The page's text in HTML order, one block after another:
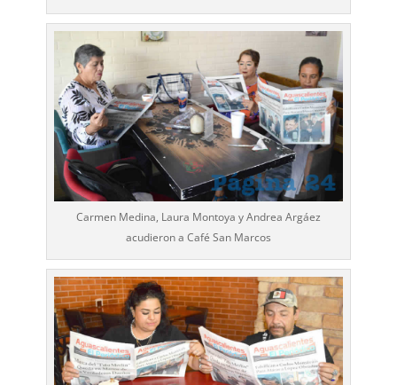
Carmen Medina, Laura Montoya y Andrea Argáez
acudieron a Café San Marcos